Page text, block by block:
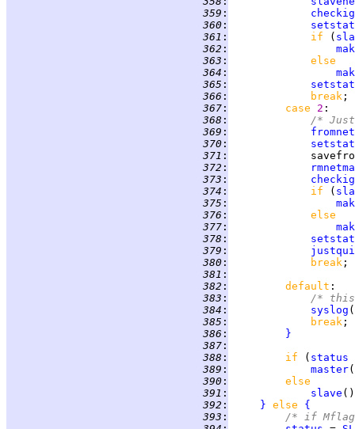
359 :
360 :
361 : if (
362 :
363 :
else
364 :
365 :
366 : break
367 : case 2
368 :
/*
369 :
fromnet
370 :
371 :
372 :
373 :
374 : if (
375 :
376 :
else
377 :
378 :
379 :
380 : break
381 :
382 : default
383 :
/* this
384 : syslog (
385 : break
386 :
}
387 :
388 : if ( status
389 :
master
390 :
else
391 :
slave
392 : } else {
393 :
/* if Mflag